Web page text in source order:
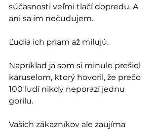
súčasnosti veľmi tlačí dopredu. A
ani sa im nečudujem.
Ľudia ich priam až milujú.
Napríklad ja som si minule prešiel
karuselom, ktorý hovoril, že prečo
100 ľudí nikdy neporazí jednu
gorilu.
Vašich zákazníkov ale zaujíma